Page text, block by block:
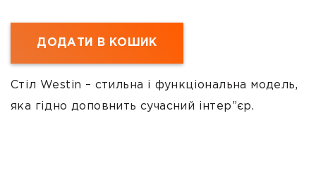
Стіл Westin – стильна і функціональна модель,
яка гідно доповнить сучасний інтер”єр.
ДОДАТИ В КОШИК